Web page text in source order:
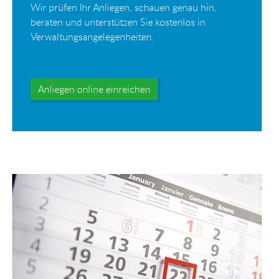
Wir prüfen Ihr Anliegen, schauen genau hin,
beraten und unterstützen Sie kostenlos in
Verwaltungsangelegenheiten.
Anliegen online einreichen